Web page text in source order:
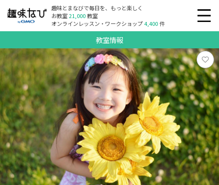
趣味とまなびで毎日を、もっと楽しく
お教室21,000教室
オンラインレッスン・ワークショップ4,400件
教室情報